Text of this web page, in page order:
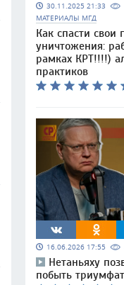
30.11.2025 21:33
МАТЕРИАЛЫ МГД
Как спасти свои
уничтожения:
рамках КРТ!!!!)
практиков
16.06.2026 17:55
Нетаньяху
побыть